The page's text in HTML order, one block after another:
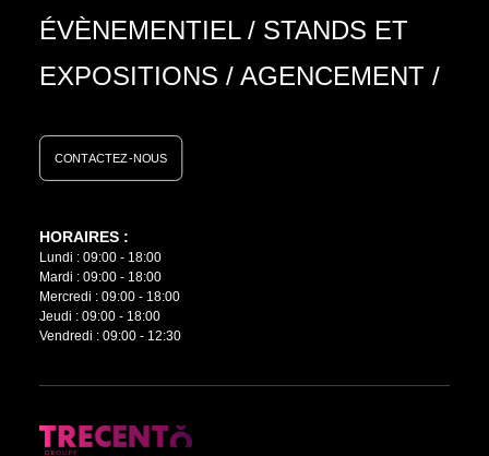
ÉVÈNEMENTIEL/ STANDS ET
EXPOSITIONS / AGENCEMENT /
CONTACTEZ-NOUS
HORAIRES :
Lundi : 09:00 - 18:00
Mardi : 09:00 - 18:00
Mercredi : 09:00 - 18:00
Jeudi : 09:00 - 18:00
Vendredi : 09:00 - 12:30